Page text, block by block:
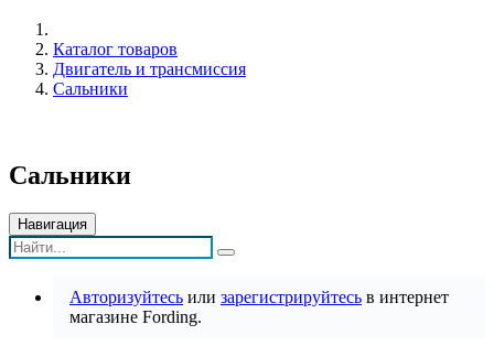
Каталог товаров
Двигатель и трансмиссия
Сальники
Сальники
Навигация
Авторизуйтесь или зарегистрируйтесь в интернет
магазине Fording.